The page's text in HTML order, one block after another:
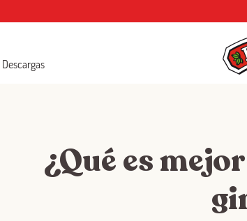
Descargas
¿Qué es